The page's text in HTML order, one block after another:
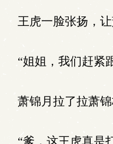
王虎一脸张扬，让
“姐姐，我们赶紧
萧锦月拉了拉萧锦
“爹，这王虎真是